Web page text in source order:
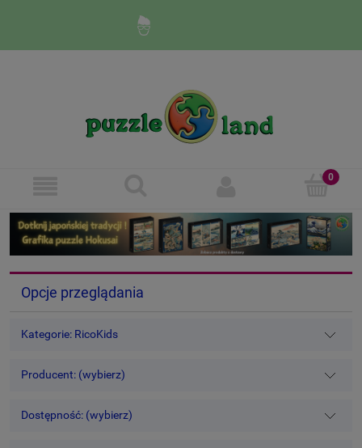
Opcje przeglądania
Kategorie: RicoKids
Producent: (wybierz)
Dostępność: (wybierz)